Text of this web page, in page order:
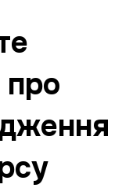
про